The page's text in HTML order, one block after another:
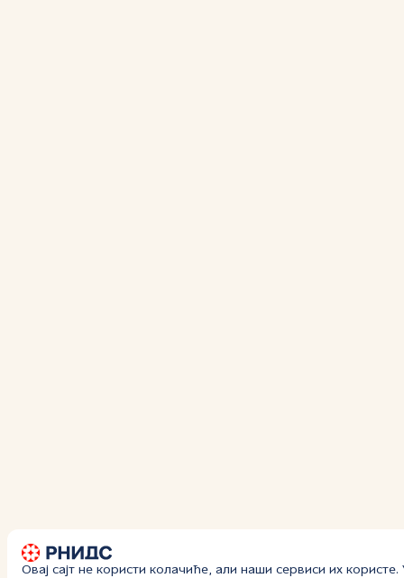
Овај сајт не користи колачиће, али наши сервиси их